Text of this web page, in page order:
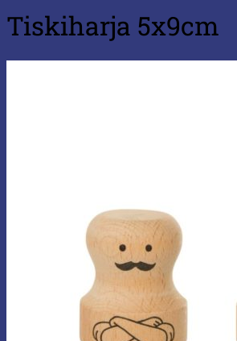
Tiskiharja 5x9cm